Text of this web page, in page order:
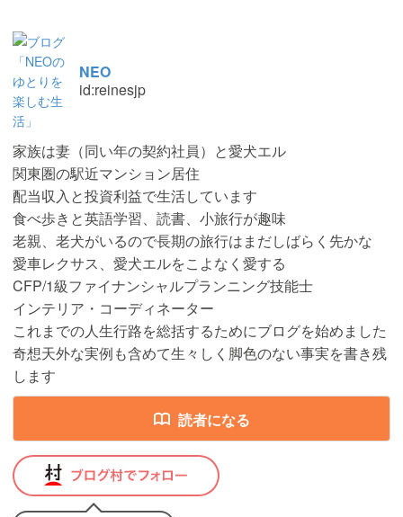
NEO
id:reinesjp
家族は妻（同い年の契約社員）と愛犬エル
関東圏の駅近マンション居住
配当収入と投資利益で生活しています
食べ歩きと英語学習、読書、小旅行が趣味
老親、老犬がいるので長期の旅行はまだしばらく先かな
愛車レクサス、愛犬エルをこよなく愛する
CFP/1級ファイナンシャルプランニング技能士
インテリア・コーディネーター
これまでの人生行路を総括するためにブログを始めました
奇想天外な実例も含めて生々しく脚色のない事実を書き残
します
読者になる